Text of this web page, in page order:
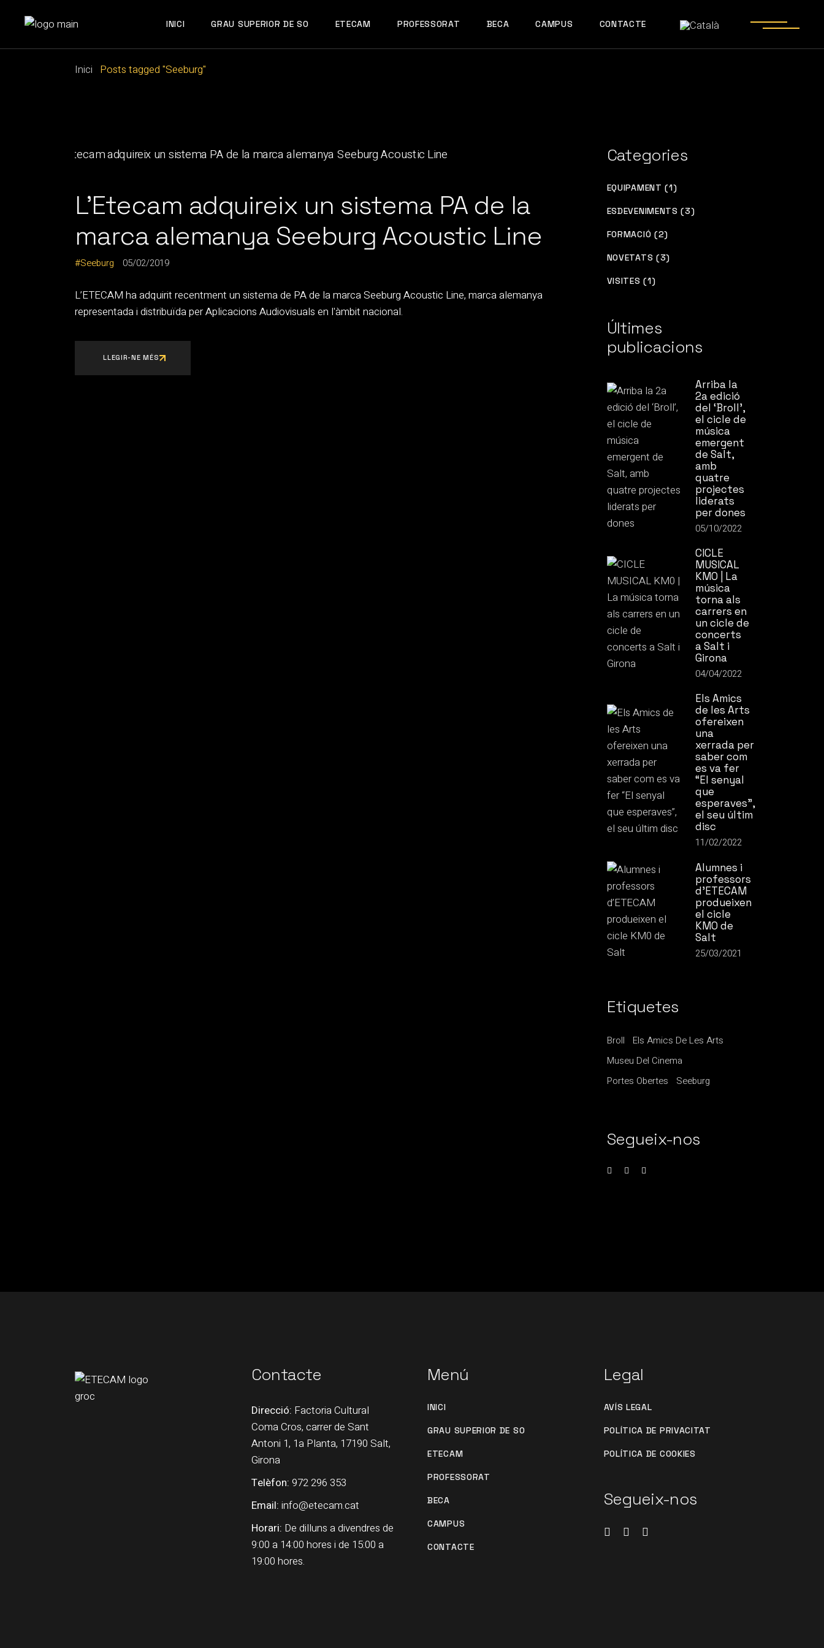
INICI GRAU SUPERIOR DE SO ETECAM PROFESSORAT BECA CAMPUS CONTACTE
Inici Posts tagged "Seeburg"
L’Etecam adquireix un sistema PA de la
marca alemanya Seeburg Acoustic Line
Seeburg 05/02/2019
L’ETECAM ha adquirit recentment un sistema de PA de la marca Seeburg Acoustic Line, marca alemanya
representada i distribuïda per Aplicacions Audiovisuals en l'àmbit nacional.
LLEGIR-NE MÉS
Categories
EQUIPAMENT (1)
ESDEVENIMENTS (3)
FORMACIÓ (2)
NOVETATS (3)
VISITES (1)
Últimes
publicacions
Arriba la
2a edició
del ‘Broll’,
el cicle de
música
emergent
de Salt,
amb
quatre
projectes
liderats
per dones
05/10/2022
CICLE
MUSICAL
KM0 | La
música
torna als
carrers en
un cicle de
concerts
a Salt i
Girona
04/04/2022
Els Amics
de les Arts
ofereixen
una
xerrada per
saber com
es va fer
“El senyal
que
esperaves”,
el seu últim
disc
11/02/2022
Alumnes i
professors
d’ETECAM
produeixen
el cicle
KM0 de
Salt
25/03/2021
Etiquetes
Broll
Els Amics De Les Arts
Museu Del Cinema
Portes Obertes
Seeburg
Segueix-nos
Contacte
Direcció: Factoria Cultural
Coma Cros, carrer de Sant
Antoni 1, 1a Planta, 17190 Salt,
Girona
Telèfon: 972 296 353
Email: info@etecam.cat
Horari: De dilluns a divendres de
9:00 a 14:00 hores i de 15:00 a
19:00 hores.
Menú
INICI
GRAU SUPERIOR DE SO
ETECAM
PROFESSORAT
BECA
CAMPUS
CONTACTE
Legal
AVÍS LEGAL
POLÍTICA DE PRIVACITAT
POLÍTICA DE COOKIES
Segueix-nos